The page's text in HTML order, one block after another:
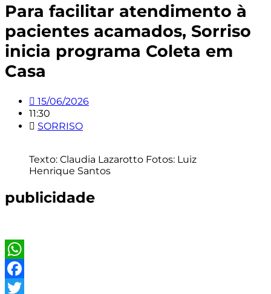
Para facilitar atendimento à
pacientes acamados, Sorriso
inicia programa Coleta em
Casa
15/06/2026
11:30
SORRISO
Texto: Claudia Lazarotto Fotos: Luiz
Henrique Santos
publicidade
WhatsApp
Facebook